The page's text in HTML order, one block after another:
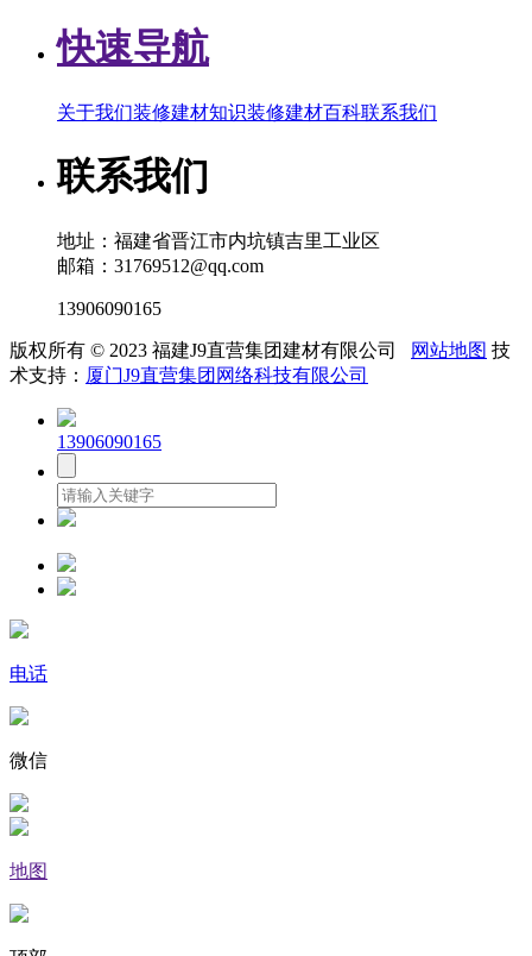
快速导航
关于我们装修建材知识装修建材百科联系我们
联系我们
地址：福建省晋江市内坑镇吉里工业区
邮箱：31769512@qq.com
13906090165
版权所有 © 2023 福建J9直营集团建材有限公司 网站地图 技
术支持： 厦门J9直营集团网络科技有限公司
13906090165
电话
微信
地图